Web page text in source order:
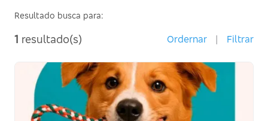
Resultado busca para:
1 resultado(s) Ordernar | Filtrar